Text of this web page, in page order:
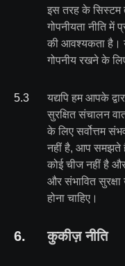
इस तरह के सिस्टम
गोपनीयता नीति में
की आवश्यकता है।
गोपनीय रखने के
5.3
यद्यपि हम आपके
सुरक्षित संचालन
के लिए सर्वोत्तम
नहीं है, आप समझते
कोई चीज नहीं है और
और संभावित
होना चाहिए।
6. कुकीज़ नीति